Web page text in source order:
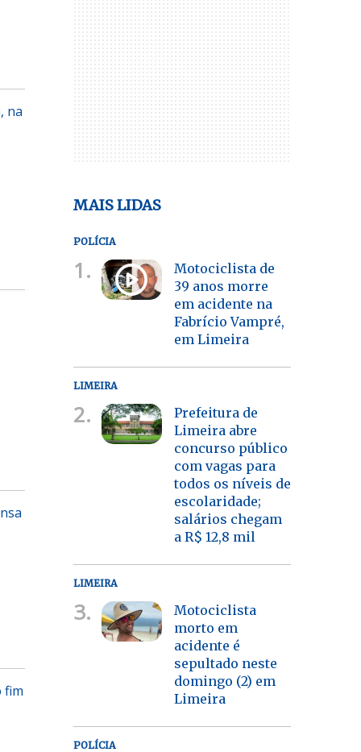
na
fim
MAIS LIDAS
POLÍCIA
1.
Motociclista de
39 anos morre
em acidente na
Fabrício Vampré,
em Limeira
LIMEIRA
2.
Prefeitura de
Limeira abre
concurso público
com vagas para
todos os níveis de
escolaridade;
salários chegam
a R$ 12,8 mil
LIMEIRA
3.
Motociclista
morto em
acidente é
sepultado neste
domingo (2) em
Limeira
POLÍCIA